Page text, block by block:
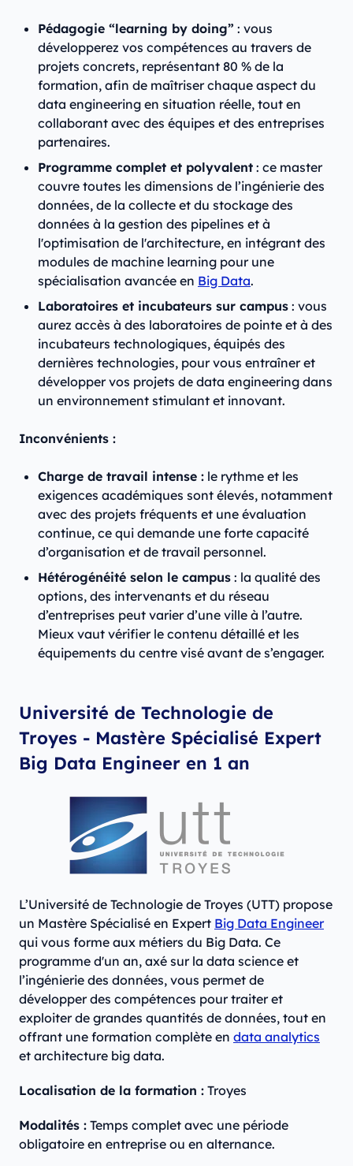
Pédagogie “learning by doing” : vous
développerez vos compétences au travers de
projets concrets, représentant 80 % de la
formation, afin de maîtriser chaque aspect du
data engineering en situation réelle, tout en
collaborant avec des équipes et des entreprises
partenaires.
Programme complet et polyvalent : ce master
couvre toutes les dimensions de l’ingénierie des
données, de la collecte et du stockage des
données à la gestion des pipelines et à
l'optimisation de l'architecture, en intégrant des
modules de machine learning pour une
spécialisation avancée en Big Data.
Laboratoires et incubateurs sur campus : vous
aurez accès à des laboratoires de pointe et à des
incubateurs technologiques, équipés des
dernières technologies, pour vous entraîner et
développer vos projets de data engineering dans
un environnement stimulant et innovant.
Inconvénients :
Charge de travail intense : le rythme et les
exigences académiques sont élevés, notamment
avec des projets fréquents et une évaluation
continue, ce qui demande une forte capacité
d’organisation et de travail personnel.
Hétérogénéité selon le campus : la qualité des
options, des intervenants et du réseau
d’entreprises peut varier d’une ville à l’autre.
Mieux vaut vérifier le contenu détaillé et les
équipements du centre visé avant de s’engager.
Université de Technologie de
Troyes - Mastère Spécialisé Expert
Big Data Engineer en 1 an
L’Université de Technologie de Troyes (UTT) propose
un Mastère Spécialisé en Expert Big Data Engineer
qui vous forme aux métiers du Big Data. Ce
programme d'un an, axé sur la data science et
l’ingénierie des données, vous permet de
développer des compétences pour traiter et
exploiter de grandes quantités de données, tout en
offrant une formation complète en data analytics
et architecture big data.
Localisation de la formation : Troyes
Modalités : Temps complet avec une période
obligatoire en entreprise ou en alternance.